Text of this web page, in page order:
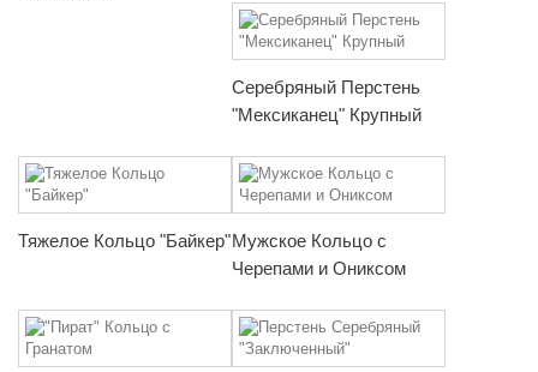
Серебряный Перстень
"Мексиканец" Крупный
Тяжелое Кольцо "Байкер"Мужское Кольцо с
Черепами и Ониксом